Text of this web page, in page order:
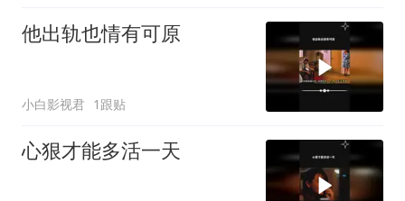
他出轨也情有可原
小白影视君 1跟贴
心狠才能多活一天